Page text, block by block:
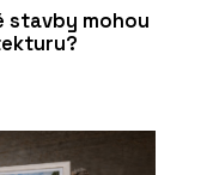
stavby mohou